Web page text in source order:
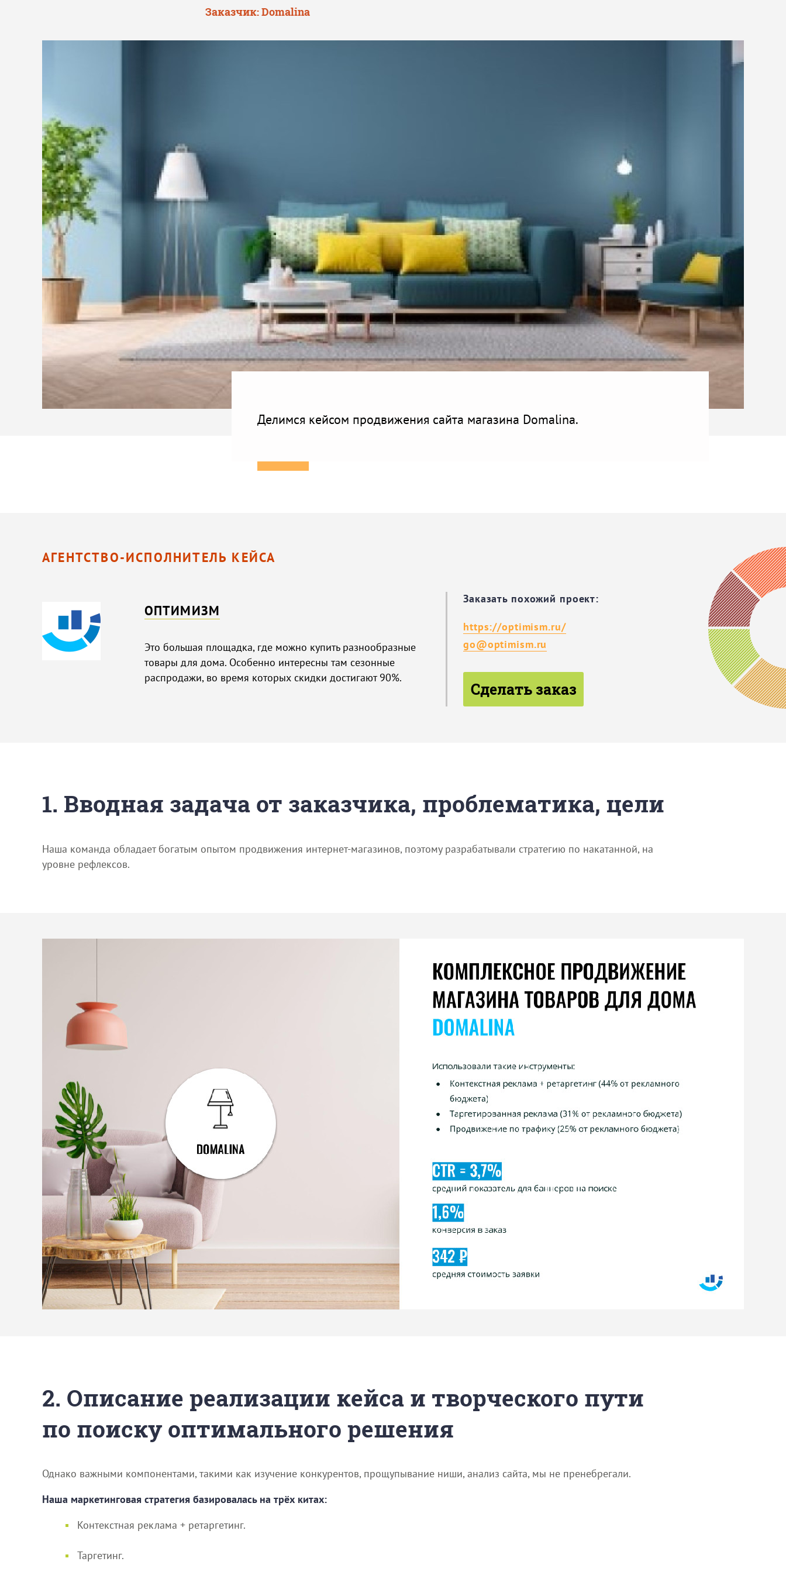
Заказчик: Domalina
Делимся кейсом продвижения сайта магазина Domalina.
АГЕНТСТВО-ИСПОЛНИТЕЛЬ КЕЙСА
ОПТИМИЗМ
Это большая площадка, где можно купить разнообразные
товары для дома. Особенно интересны там сезонные
распродажи, во время которых скидки достигают 90%.
Заказать похожий проект:
https://optimism.ru/
go@optimism.ru
Сделать заказ
1. Вводная задача от заказчика, проблематика, цели
Наша команда обладает богатым опытом продвижения интернет-магазинов, поэтому разрабатывали стратегию по накатанной, на
уровне рефлексов.
2. Описание реализации кейса и творческого пути
по поиску оптимального решения
Однако важными компонентами, такими как изучение конкурентов, прощупывание ниши, анализ сайта, мы не пренебрегали.
Наша маркетинговая стратегия базировалась на трёх китах:
Контекстная реклама + ретаргетинг.
Таргетинг.